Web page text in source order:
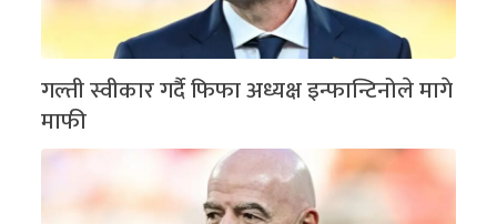
गल्ती स्वीकार गर्दै फिफा अध्यक्ष इन्फान्टिनोले मागे
माफी